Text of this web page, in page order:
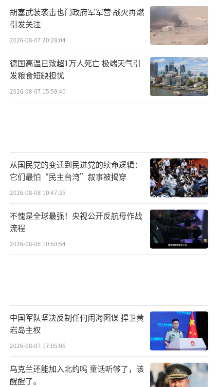
胡塞武装袭击也门政府军军营 战火再燃
引发关注
2026-08-07 20:28:04
德国高温已致超1万人死亡 极端天气引
发粮食短缺担忧
2026-08-07 15:59:40
从国民党的变迁到民进党的续命逻辑：
它们最怕“民主台湾”叙事被揭穿
2026-08-08 10:47:35
不愧是全球最强！央视公开反航母作战
流程
2026-08-06 10:50:54
中国军队坚决反制任何闹海图谋 捍卫黄
岩岛主权
2026-08-07 17:05:06
乌克兰还能加入北约吗 童话听够了，该
醒醒了。